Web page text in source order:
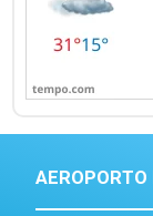
AEROPORTO